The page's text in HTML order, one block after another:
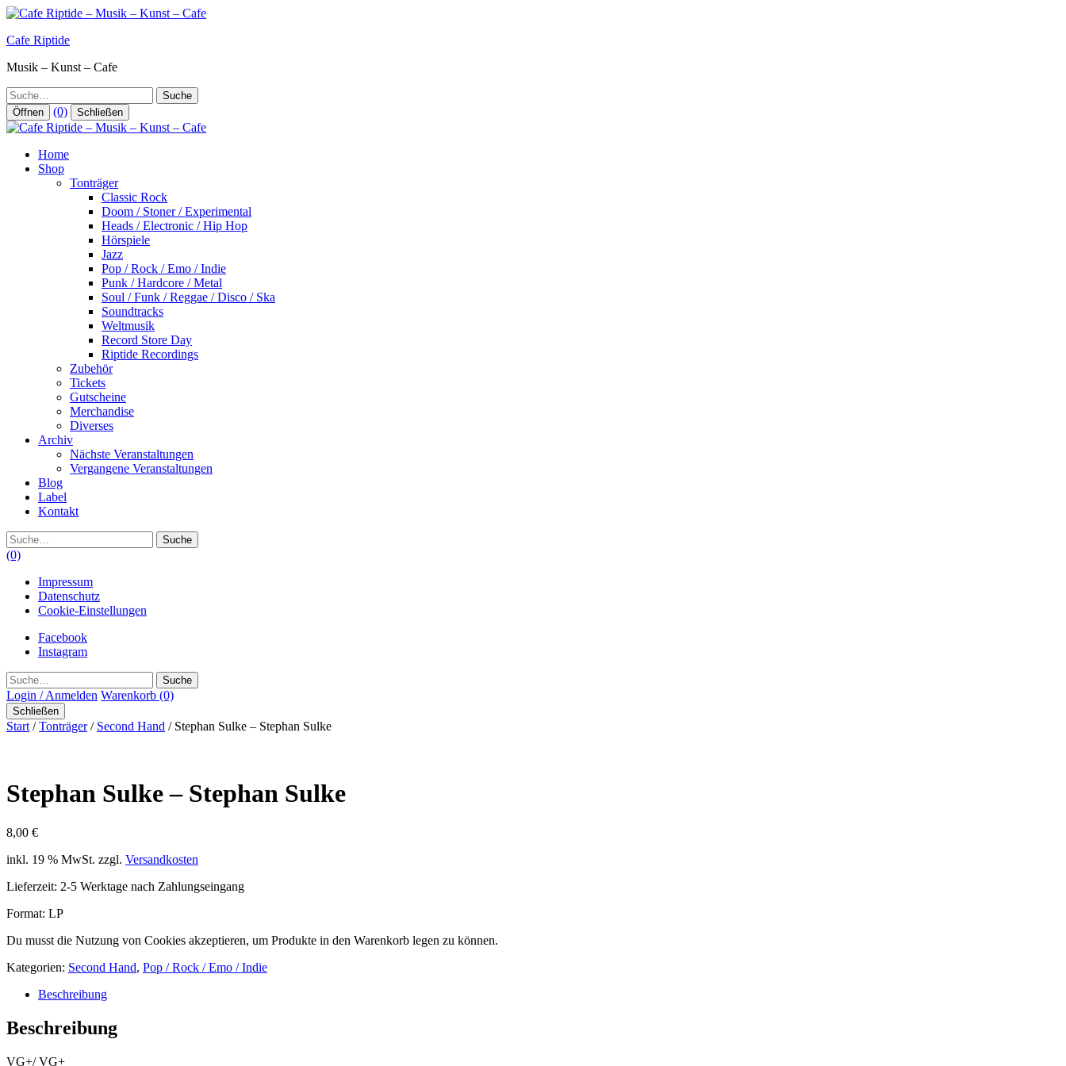
Zum
springen
Cafe Riptide
Musik – Kunst – Cafe
Suche
Öffnen (0) Schließen
Home
Shop
Tonträger
Classic Rock
Doom / Stoner / Experimental
Heads / Electronic / Hip Hop
Hörspiele
Jazz
Pop / Rock / Emo / Indie
Punk / Hardcore / Metal
Soul / Funk / Reggae / Disco / Ska
Soundtracks
Weltmusik
Record Store Day
Riptide Recordings
Zubehör
Tickets
Gutscheine
Merchandise
Diverses
Archiv
Nächste Veranstaltungen
Vergangene Veranstaltungen
Blog
Label
Kontakt
Suche
(0)
Impressum
Datenschutz
Cookie-Einstellungen
Facebook
Instagram
Suche
Login / Anmelden Warenkorb (0)
Schließen
Start /Tonträger/ Second Hand / Stephan Sulke – Stephan Sulke
Stephan Sulke – Stephan Sulke
8,00 €
inkl. 19 % MwSt. zzgl. Versandkosten
Lieferzeit: 2-5 Werktage nach Zahlungseingang
Format: LP
Du musst die Nutzung von Cookies akzeptieren, um Produkte in den Warenkorb legen zu können.
Kategorien: Second Hand, Pop / Rock / Emo / Indie
Beschreibung
Beschreibung
VG+/ VG+